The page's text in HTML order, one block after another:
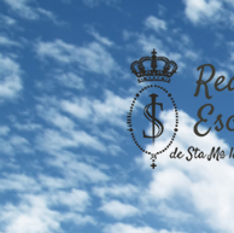
Skip
to
navigation
Skip
to
content